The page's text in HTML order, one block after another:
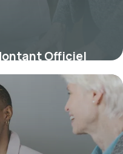
Officiel